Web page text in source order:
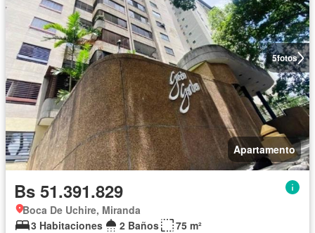
5fotos
Apartamento
Bs 51.391.829
Boca De Uchire, Miranda
3 Habitaciones
2 Baños
75 m²